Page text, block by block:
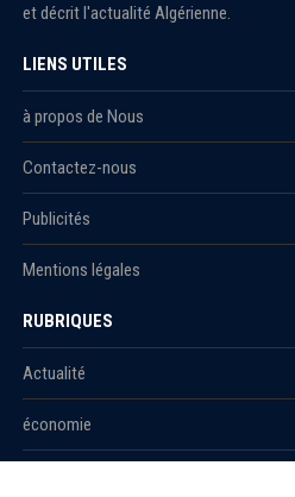
et décrit l'actualité Algérienne.
LIENS UTILES
à propos de Nous
Contactez-nous
Publicités
Mentions légales
RUBRIQUES
Actualité
économie